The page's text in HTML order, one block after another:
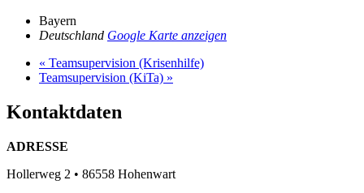
Bayern
Deutschland Google Karte anzeigen
« Teamsupervision (Krisenhilfe)
Teamsupervision (KiTa) »
Kontaktdaten
ADRESSE
Hollerweg 2 • 86558 Hohenwart